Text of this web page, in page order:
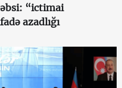
“ictimai
azadlığı